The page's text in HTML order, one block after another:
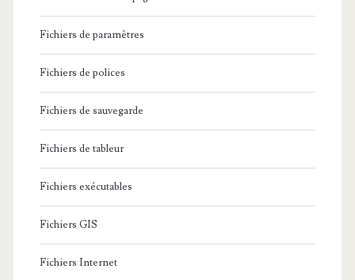
t
p
e
Fichiers de paramètres
Fichiers de polices
Fichiers de sauvegarde
Fichiers de tableur
Fichiers exécutables
Fichiers GIS
Fichiers Internet